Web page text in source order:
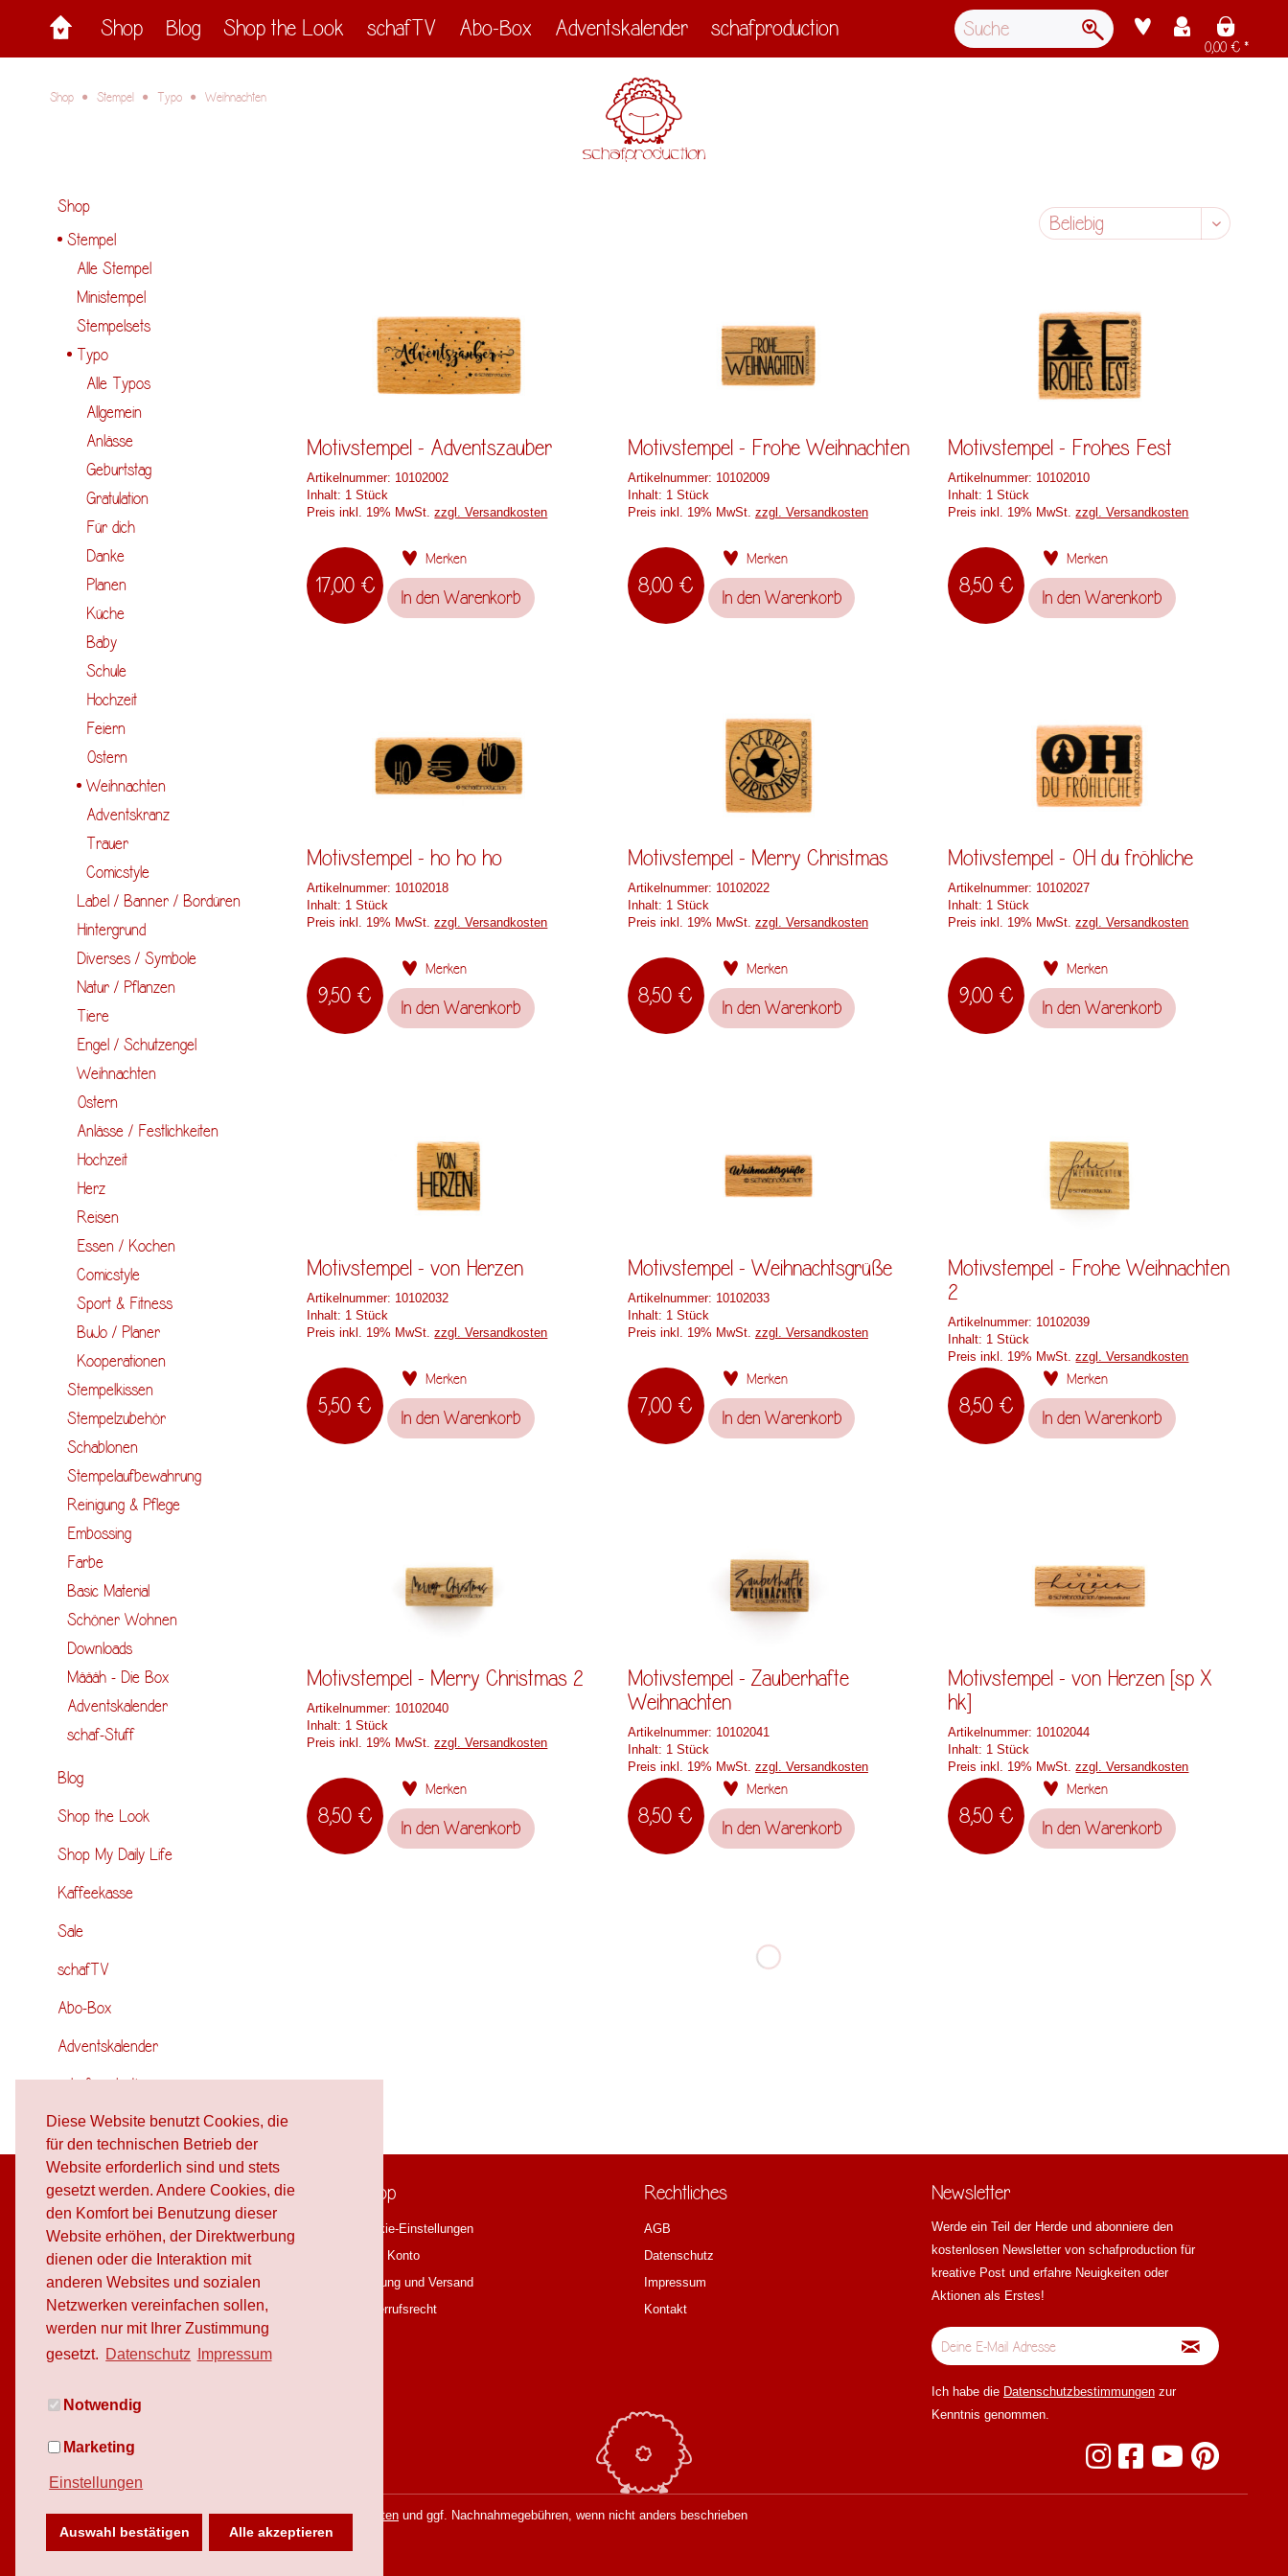
Diese Website benutzt Cookies, die
für den technischen Betrieb der
Website erforderlich sind und stets
gesetzt werden. Andere Cookies, die
den Komfort bei Benutzung dieser
Website erhöhen, der Direktwerbung
dienen oder die Interaktion mit
anderen Websites und sozialen
Netzwerken vereinfachen sollen,
werden nur mit Ihrer Zustimmung
gesetzt. Datenschutz Impressum
Notwendig
Marketing
Einstellungen
Auswahl bestätigen Alle akzeptieren
Shop Blog Shop the Look schafTV Abo-Box Adventskalender schafproduction
0,00 € *
Shop Stempel Typo Weihnachten
Shop
Stempel
Alle Stempel
Ministempel
Stempelsets
Typo
Alle Typos
Allgemein
Anlässe
Geburtstag
Gratulation
Für dich
Danke
Planen
Küche
Baby
Schule
Hochzeit
Feiern
Ostern
Weihnachten
Adventskranz
Trauer
Comicstyle
Label / Banner / Bordüren
Hintergrund
Diverses / Symbole
Natur / Pflanzen
Tiere
Engel / Schutzengel
Weihnachten
Ostern
Anlässe / Festlichkeiten
Hochzeit
Herz
Reisen
Essen / Kochen
Comicstyle
Sport & Fitness
BuJo / Planer
Kooperationen
Stempelkissen
Stempelzubehör
Schablonen
Stempelaufbewahrung
Reinigung & Pflege
Embossing
Farbe
Basic Material
Schöner Wohnen
Downloads
Määäh - Die Box
Adventskalender
schaf-Stuff
Blog
Shop the Look
Shop My Daily Life
Kaffeekasse
Sale
schafTV
Abo-Box
Adventskalender
schafproduction
Motivstempel - Adventszauber
Artikelnummer: 10102002
Inhalt: 1 Stück
Preis inkl. 19% MwSt.zzgl. Versandkosten
17,00 €
Merken
In den Warenkorb
Motivstempel - Frohe Weihnachten
Artikelnummer: 10102009
Inhalt: 1 Stück
Preis inkl. 19% MwSt. zzgl. Versandkosten
8,00 €
Merken
In den Warenkorb
Motivstempel - Frohes Fest
Artikelnummer: 10102010
Inhalt: 1 Stück
Preis inkl. 19% MwSt.zzgl. Versandkosten
8,50 €
Merken
In den Warenkorb
Motivstempel - ho ho ho
Artikelnummer: 10102018
Inhalt: 1 Stück
Preis inkl. 19% MwSt.zzgl. Versandkosten
9,50 €
Merken
In den Warenkorb
Motivstempel - Merry Christmas
Artikelnummer: 10102022
Inhalt: 1 Stück
Preis inkl. 19% MwSt. zzgl. Versandkosten
8,50 €
Merken
In den Warenkorb
Motivstempel - OH du fröhliche
Artikelnummer: 10102027
Inhalt: 1 Stück
Preis inkl. 19% MwSt.zzgl. Versandkosten
9,00 €
Merken
In den Warenkorb
Motivstempel - von Herzen
Artikelnummer: 10102032
Inhalt: 1 Stück
Preis inkl. 19% MwSt.zzgl. Versandkosten
5,50 €
Merken
In den Warenkorb
Motivstempel - Weihnachtsgrüße
Artikelnummer: 10102033
Inhalt: 1 Stück
Preis inkl. 19% MwSt. zzgl. Versandkosten
7,00 €
Merken
In den Warenkorb
Motivstempel - Frohe Weihnachten
2
Artikelnummer: 10102039
Inhalt: 1 Stück
Preis inkl. 19% MwSt.zzgl. Versandkosten
8,50 €
Merken
In den Warenkorb
Motivstempel - Merry Christmas 2
Artikelnummer: 10102040
Inhalt: 1 Stück
Preis inkl. 19% MwSt.zzgl. Versandkosten
8,50 €
Merken
In den Warenkorb
Motivstempel - Zauberhafte
Weihnachten
Artikelnummer: 10102041
Inhalt: 1 Stück
Preis inkl. 19% MwSt. zzgl. Versandkosten
8,50 €
Merken
In den Warenkorb
Motivstempel - von Herzen [sp X
hk]
Artikelnummer: 10102044
Inhalt: 1 Stück
Preis inkl. 19% MwSt.zzgl. Versandkosten
8,50 €
Merken
In den Warenkorb
schafproduction
Über schafproduction
OnlineShop
Workshops
Blog
Downloads
Jobs
Shop
Cookie-Einstellungen
Mein Konto
Zahlung und Versand
Widerrufsrecht
Rechtliches
AGB
Datenschutz
Impressum
Kontakt
Newsletter
Werde ein Teil der Herde und abonniere den
kostenlosen Newsletter von schafproduction für
kreative Post und erfahre Neuigkeiten oder
Aktionen als Erstes!
Ich habe die Datenschutzbestimmungen zur
Kenntnis genommen.
* Alle Preise inkl. gesetzl. Mehrwertsteuer zzgl.Versandkosten und ggf. Nachnahmegebühren, wenn nicht anders beschrieben